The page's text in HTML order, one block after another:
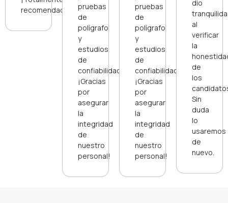
recomendados!
pruebas
de
polígrafo
y
estudios
de
confiabilidad.
¡Gracias
por
asegurar
la
integridad
de
nuestro
personal!
pruebas
de
polígrafo
y
estudios
de
confiabilidad.
¡Gracias
por
asegurar
la
integridad
de
nuestro
personal!
dio
al
verificar
la
de
los
Sin
duda
lo
usaremos
de
nuevo.